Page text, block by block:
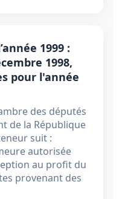
1999 :
1998,
pour l'année
des députés
de la République
suit :
autorisée
au profit du
provenant des